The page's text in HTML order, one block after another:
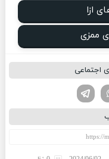
ازا
ممزی
اجتماعی
لینکدین